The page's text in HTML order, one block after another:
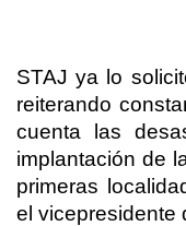
STAJ ya lo
reiterando
cuenta las
implantación de
primeras
el vicepresidente